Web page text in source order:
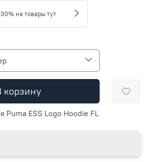
на товары тут
корзину
Puma ESS Logo Hoodie FL